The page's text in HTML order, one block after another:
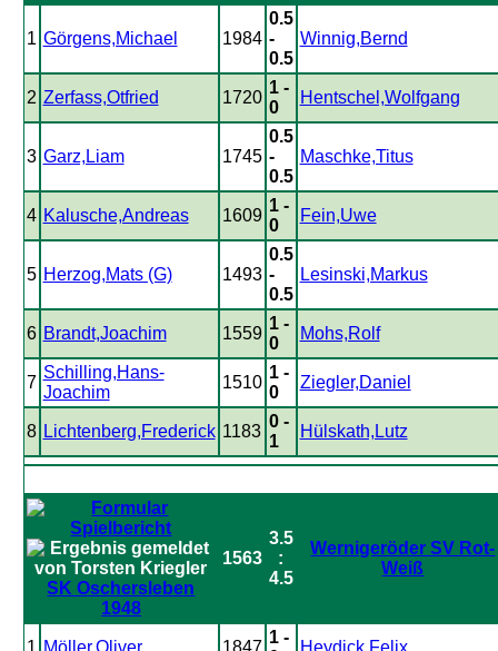
1 Görgens,Michael 1984
0.5
-
0.5
Winnig,Bernd
2 Zerfass,Otfried 1720
1 -
0
Hentschel,Wolfgang
3 Garz,Liam 1745
0.5
-
0.5
Maschke,Titus
4 Kalusche,Andreas 1609
1 -
0
Fein,Uwe
5 Herzog,Mats (G) 1493
0.5
-
0.5
Lesinski,Markus
6 Brandt,Joachim 1559
1 -
0
Mohs,Rolf
7
Schilling,Hans-
Joachim
1510
1 -
0
Ziegler,Daniel
8 Lichtenberg,Frederick 1183
0 -
1
Hülskath,Lutz
SK Oschersleben
1948
1563
3.5
:
4.5
Wernigeröder SV Rot-
Weiß
1 Möller,Oliver 1847
1 -
Heydick,Felix